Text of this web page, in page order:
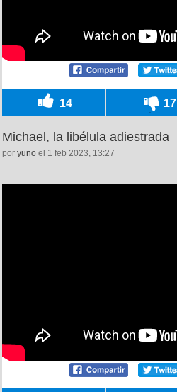
14 17
Michael, la libélula adiestrada
por yuno el 1 feb 2023, 13:27